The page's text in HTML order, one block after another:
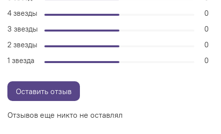
Отзывов еще никто не оставлял
4 звезды
0
3 звезды
0
2 звезды
0
1 звезда
0
Оставить отзыв